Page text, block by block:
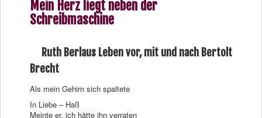
Mein Herz liegt neben der
Schreibmaschine
Ruth Berlaus Leben vor, mit und nach Bertolt
Brecht
Als mein Gehirn sich spaltete
In Liebe – Haß
Meinte er, ich hätte ihn verraten